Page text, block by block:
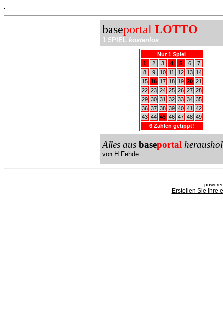
baseportal LOTTO
1 SPIEL kostenlos
Nur 1 Spiel
1
2 3 4 5 6
7
8
9 10 11 12 13
14
15 16 17 18 19 20 21
22 23 24 25 26 27 28
29 30 31 32 33 34 35
36 37 38 39 40 41
42
43 44 45 46 47 48 49
6 Zahlen getippt!
Alles aus baseportal
von H.Fehde
Erstellen Sie Ihre